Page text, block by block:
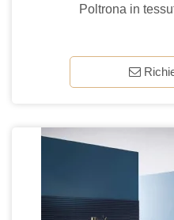
Poltrona in